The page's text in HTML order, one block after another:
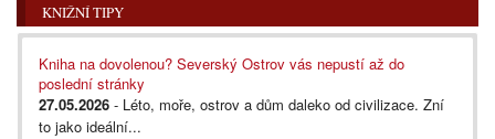
KNIŽNÍ TIPY
Kniha na dovolenou? Severský Ostrov vás nepustí až do
poslední stránky
27.05.2026 - Léto, moře, ostrov a dům daleko od civilizace. Zní
to jako ideální...